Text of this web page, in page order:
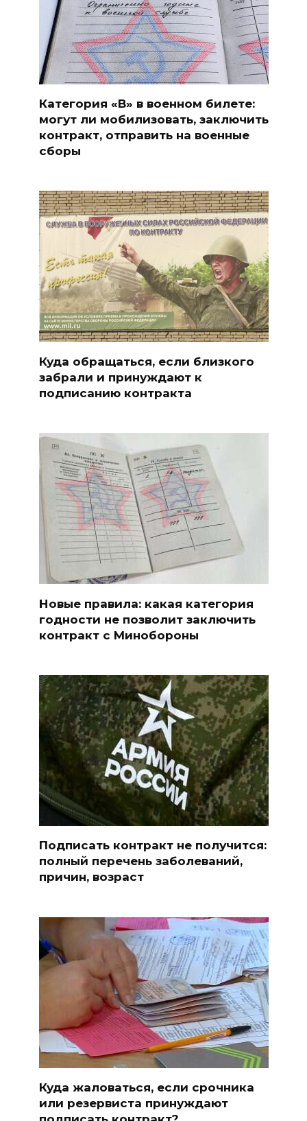
Категория «В» в военном билете:
могут ли мобилизовать, заключить
контракт, отправить на военные
сборы
Куда обращаться, если близкого
забрали и принуждают к
подписанию контракта
Новые правила: какая категория
годности не позволит заключить
контракт с Минобороны
Подписать контракт не получится:
полный перечень заболеваний,
причин, возраст
Куда жаловаться, если срочника
или резервиста принуждают